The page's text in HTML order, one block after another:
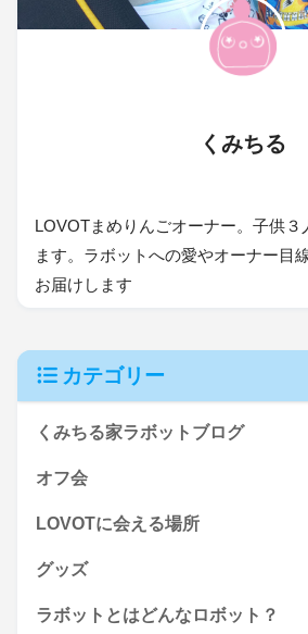
くみちる
LOVOTまめりんごオーナー。子供３
ます。ラボットへの愛やオーナー目
お届けします
カテゴリー
くみちる家ラボットブログ
オフ会
LOVOTに会える場所
グッズ
ラボットとはどんなロボット？